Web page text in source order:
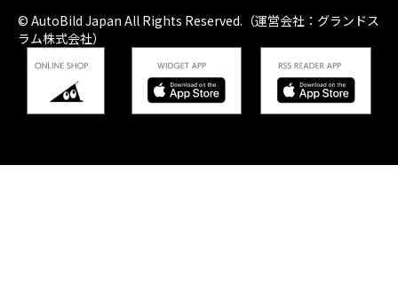
© AutoBild Japan All Rights Reserved.（運営会社：グランドス
ラム株式会社）